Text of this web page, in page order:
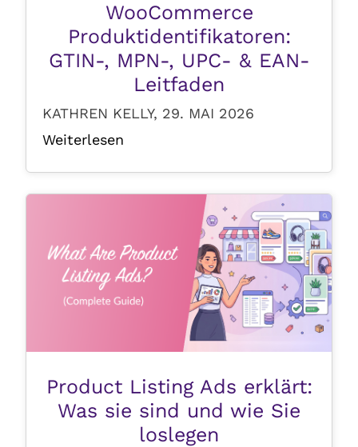
WooCommerce
Produktidentifikatoren:
GTIN-, MPN-, UPC- & EAN-
Leitfaden
KATHREN KELLY, 29. MAI 2026
Weiterlesen
Product Listing Ads erklärt:
Was sie sind und wie Sie
loslegen